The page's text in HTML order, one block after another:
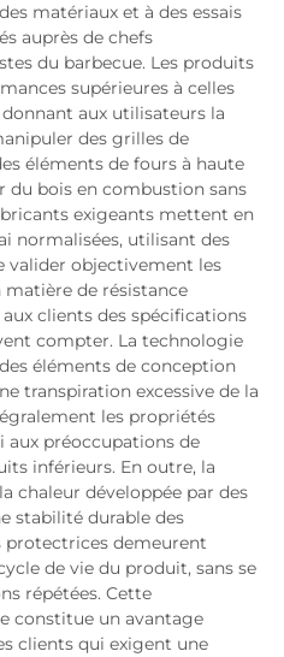
matériaux et à des essais
auprès de chefs
du barbecue. Les produits
supérieures à celles
aux utilisateurs la
des grilles de
éléments de fours à haute
du bois en combustion sans
exigeants mettent en
normalisées, utilisant des
valider objectivement les
matière de résistance
clients des spécifications
compter. La technologie
éléments de conception
transpiration excessive de la
les propriétés
aux préoccupations de
inférieurs. En outre, la
chaleur développée par des
stabilité durable des
protectrices demeurent
de vie du produit, sans se
répétées. Cette
constitue un avantage
clients qui exigent une